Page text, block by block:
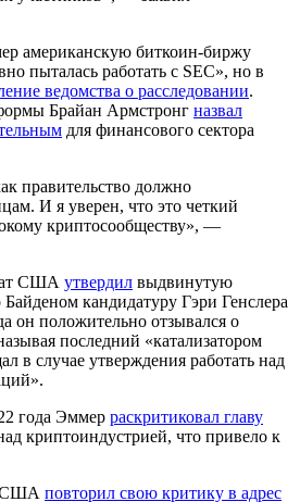
американскую биткоин-биржу
пыталась работать с SEC», но в
ведомства о расследовании.
Брайан Армстронг назвал
для финансового сектора
правительство должно
И я уверен, что это четкий
криптосообществу», —
США утвердил выдвинутую
кандидатуру Гэри Генслера
он положительно отзывался о
последний «катализатором
в случае утверждения работать над
года Эммер раскритиковал главу
криптоиндустрией, что привело к
США повторил свою критику в адрес